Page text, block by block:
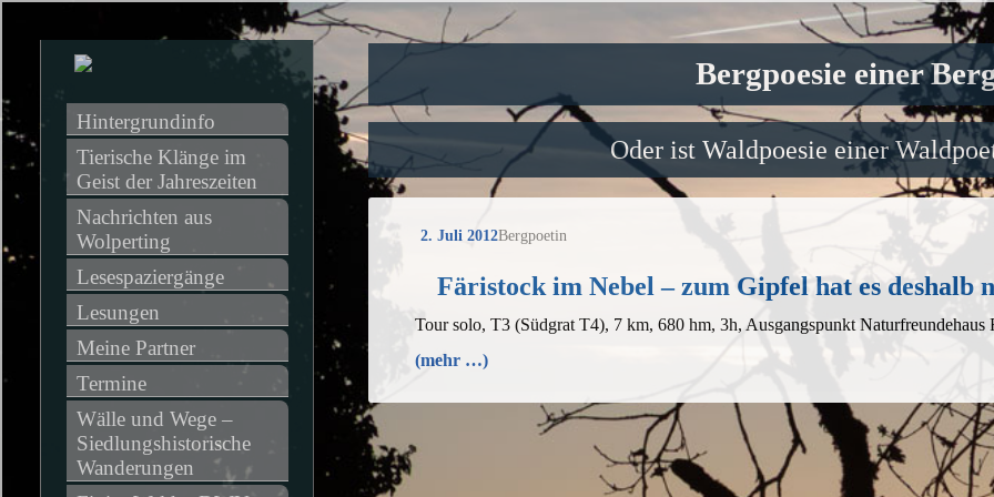
Bergpoesie einer
Oder ist Waldpoesie einer
2. Juli 2012Bergpoetin
Färistock im Nebel – zum Gipfel hat es deshalb
Tour solo, T3 (Südgrat T4), 7 km, 680 hm, 3h, Ausgangspunkt
(mehr …)
Hintergrundinfo
Tierische Klänge im
Geist der Jahreszeiten
Nachrichten aus
Wolperting
Lesespaziergänge
Lesungen
Meine Partner
Termine
Wälle und Wege –
Siedlungshistorische
Wanderungen